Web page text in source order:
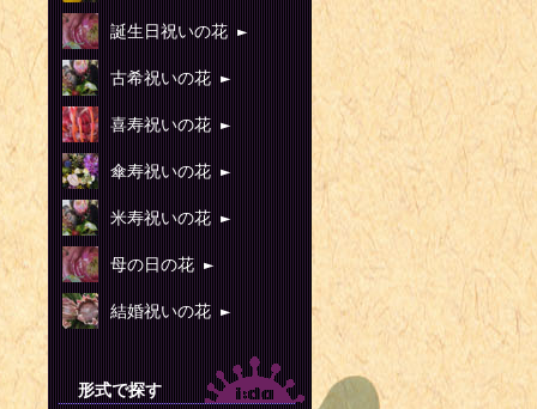
誕生日祝いの花 ►
古希祝いの花 ►
喜寿祝いの花 ►
傘寿祝いの花 ►
米寿祝いの花 ►
母の日の花 ►
結婚祝いの花 ►
形式で探す